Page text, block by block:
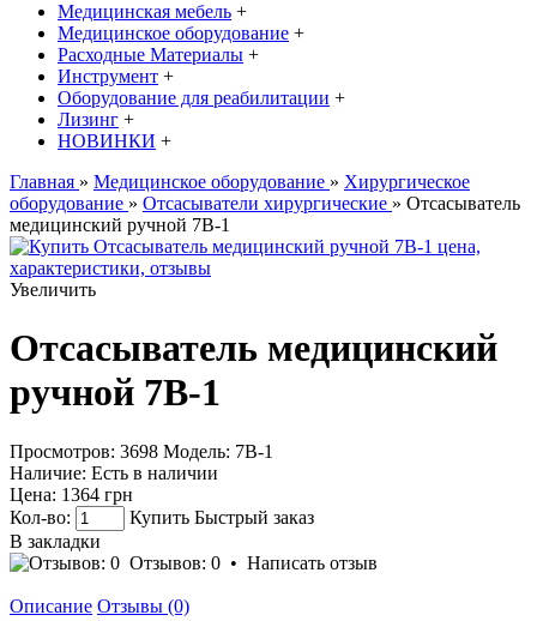
Медицинская мебель +
Медицинское оборудование +
Расходные Материалы +
Инструмент +
Оборудование для реабилитации +
Лизинг +
НОВИНКИ +
Главная » Медицинское оборудование » Хирургическое
оборудование » Отсасыватели хирургические » Отсасыватель
медицинский ручной 7В-1
Увеличить
Отсасыватель медицинский
ручной 7В-1
Просмотров: 3698 Модель: 7В-1
Наличие: Есть в наличии
Цена: 1364 грн
Кол-во:
Купить Быстрый заказ
В закладки
Отзывов: 0 • Написать отзыв
Описание Отзывы (0)